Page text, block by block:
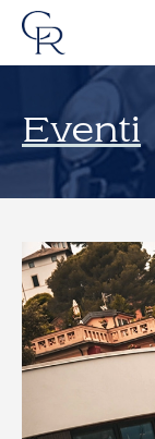
Eventi